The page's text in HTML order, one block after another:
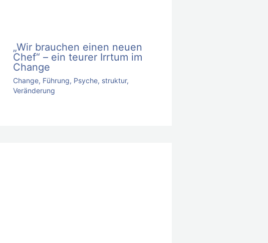
„Wir brauchen einen neuen
Chef“ – ein teurer Irrtum im
Change
Change, Führung, Psyche, struktur,
Veränderung